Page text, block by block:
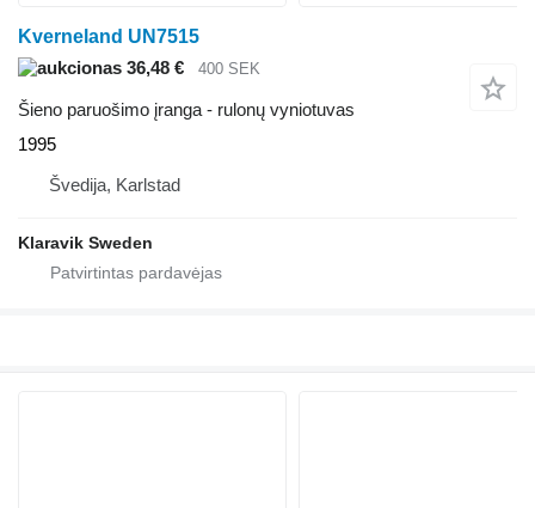
Kverneland UN7515
36,48 €
400 SEK
Šieno paruošimo įranga - rulonų vyniotuvas
1995
Švedija, Karlstad
Klaravik Sweden